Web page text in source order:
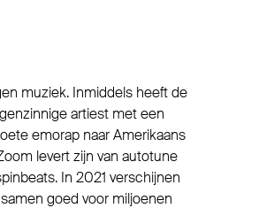
muziek. Inmiddels heeft de
artiest met een
emorap naar Amerikaans
levert zijn van autotune
In 2021 verschijnen
samen goed voor miljoenen